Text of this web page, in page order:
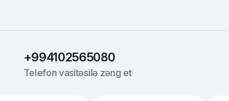
+994102565080
Telefon vasitəsilə zəng et